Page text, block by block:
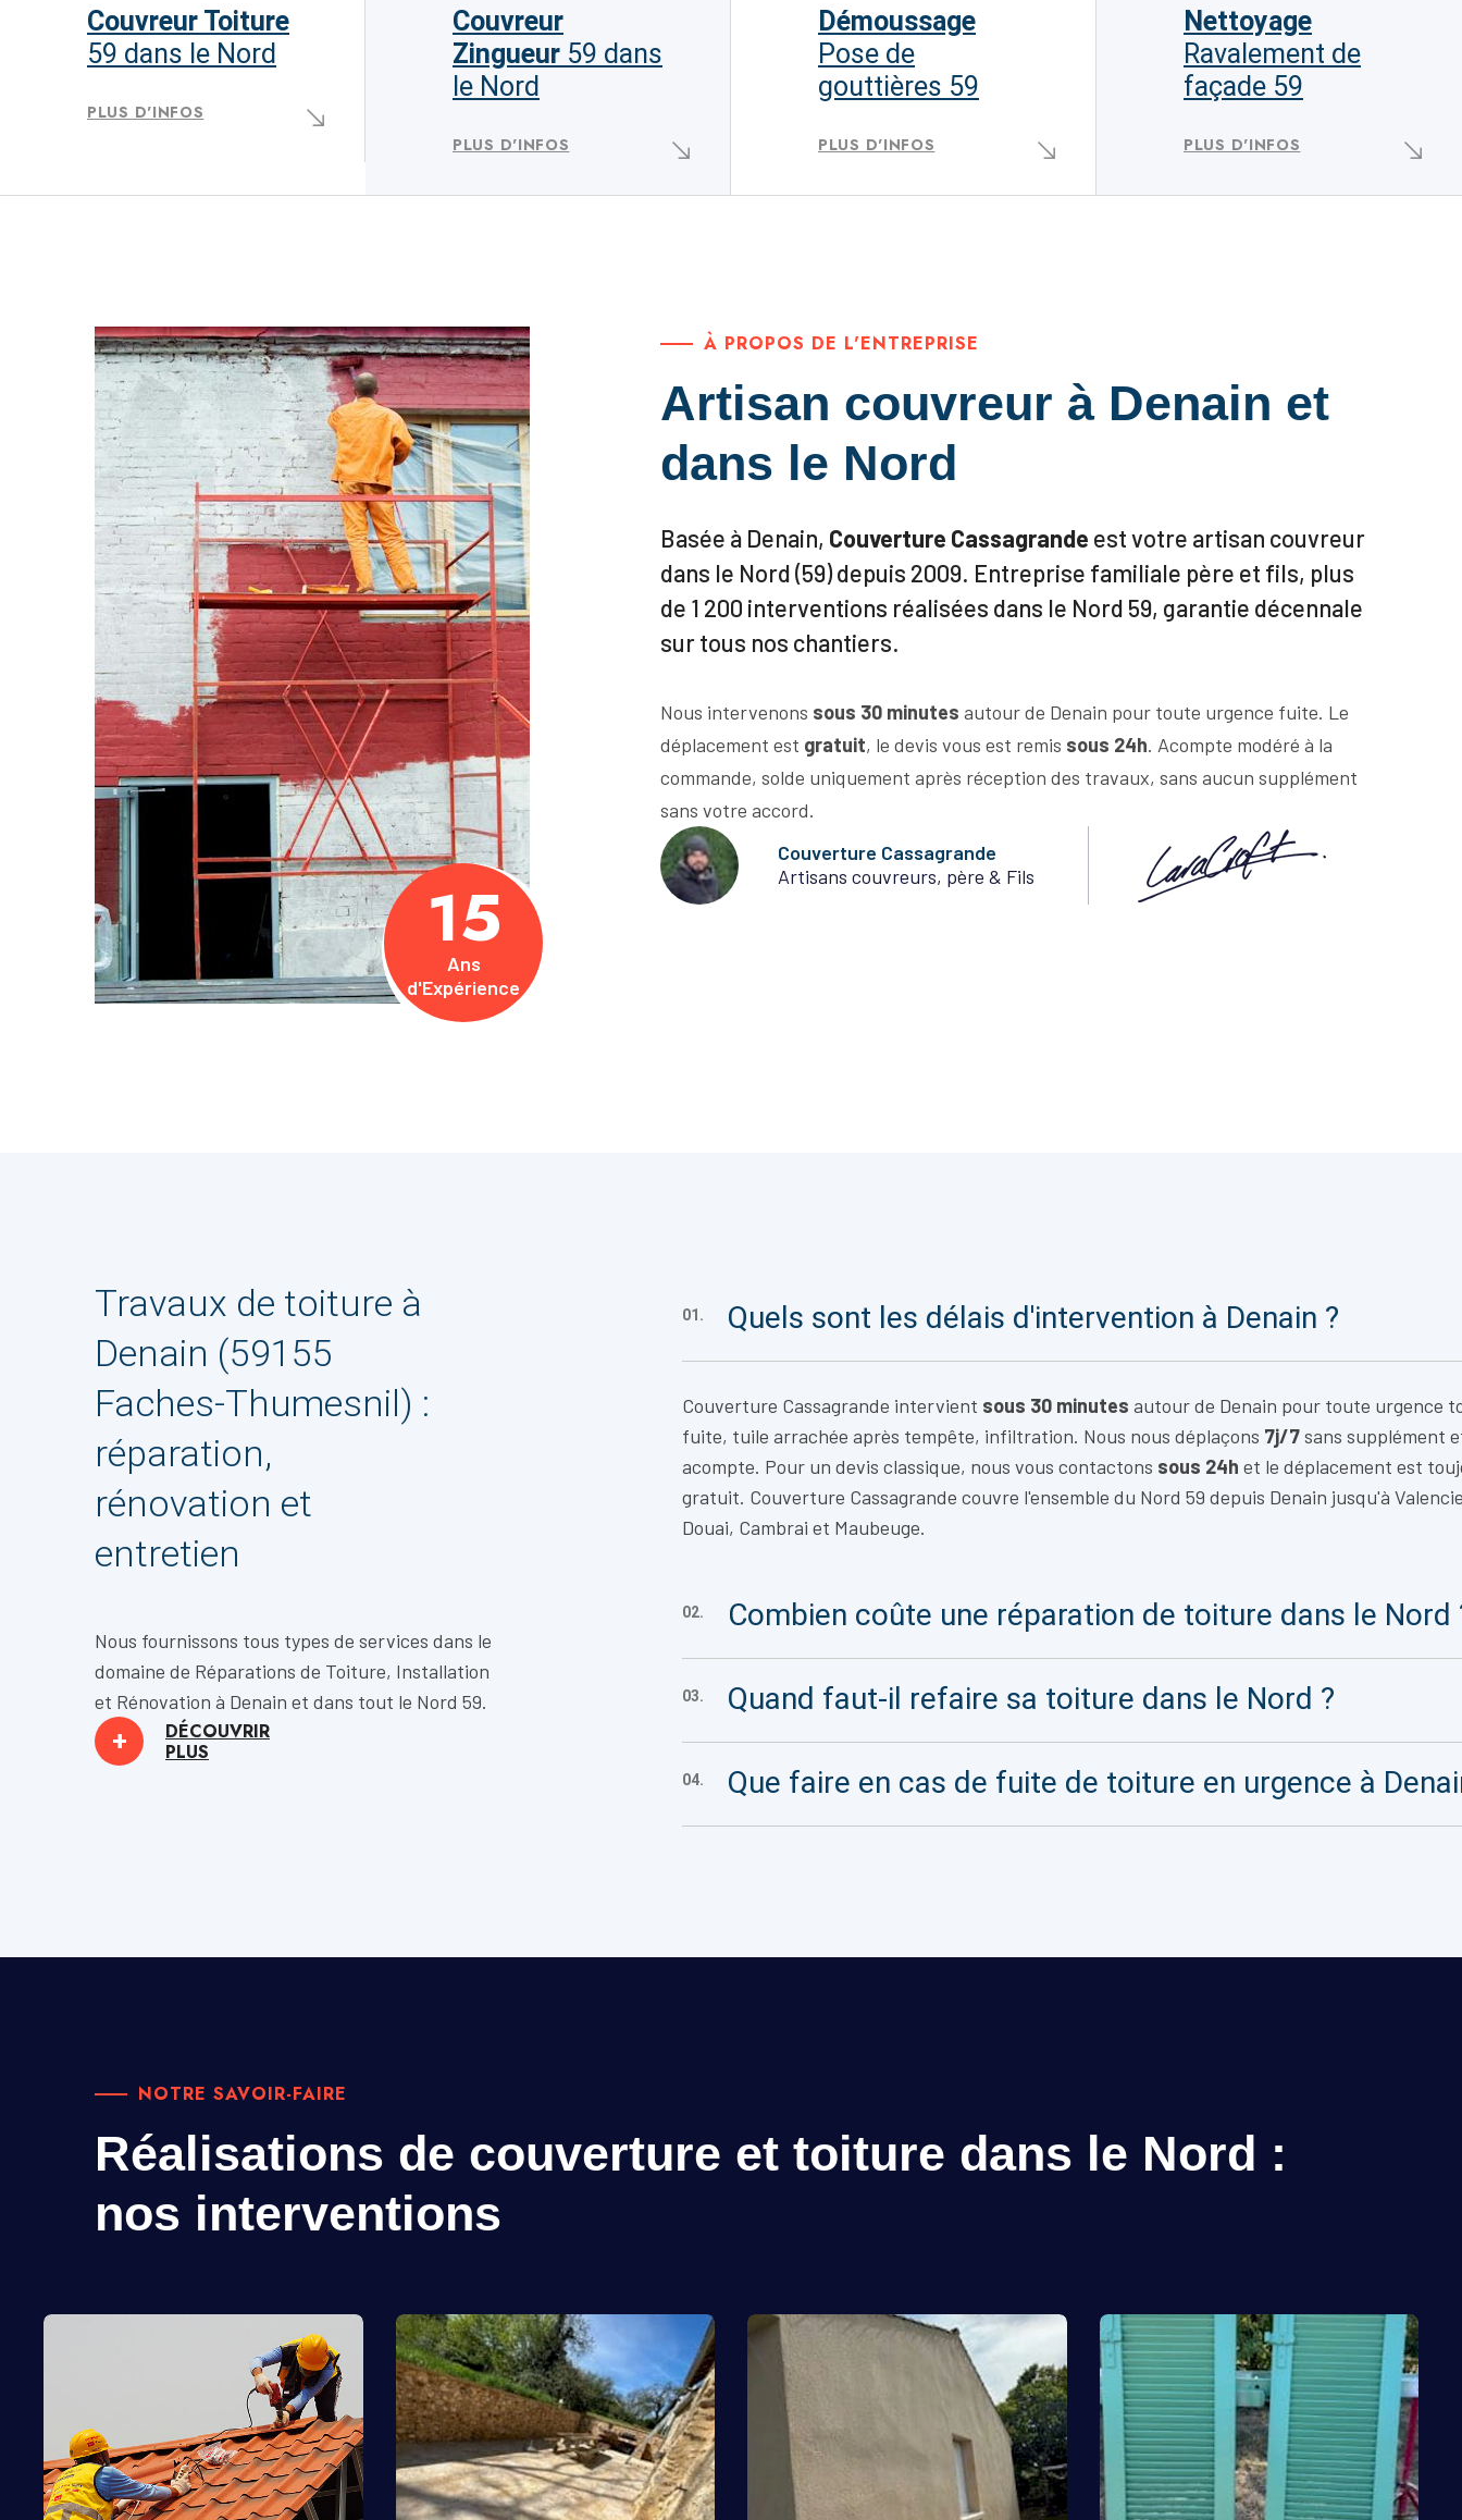
Couvreur Toiture
59 dans le Nord
PLUS D'INFOS
Couvreur
Zingueur 59 dans
le Nord
PLUS D'INFOS
Démoussage
Pose de
gouttières 59
PLUS D'INFOS
Nettoyage
Ravalement de
façade 59
PLUS D'INFOS
15
Ans
d'Expérience
À PROPOS DE L'ENTREPRISE
Artisan couvreur à Denain et
dans le Nord
Basée à Denain, Couverture Cassagrande est votre artisan couvreur
dans le Nord (59) depuis 2009. Entreprise familiale père et fils, plus
de 1 200 interventions réalisées dans le Nord 59, garantie décennale
sur tous nos chantiers.
Nous intervenons sous 30 minutes autour de Denain pour toute urgence fuite. Le
déplacement est gratuit, le devis vous est remis sous 24h. Acompte modéré à la
commande, solde uniquement après réception des travaux, sans aucun supplément
sans votre accord.
Couverture Cassagrande
Artisans couvreurs, père & Fils
Travaux de toiture à
Denain (59155
Faches-Thumesnil) :
réparation,
rénovation et
entretien
Nous fournissons tous types de services dans le
domaine de Réparations de Toiture, Installation
et Rénovation à Denain et dans tout le Nord 59.
+
DÉCOUVRIR
PLUS
01. Quels sont les délais d'intervention à Denain ?
Couverture Cassagrande intervient sous 30 minutes autour de Denain pour toute urgence
fuite, tuile arrachée après tempête, infiltration. Nous nous déplaçons 7j/7sans supplément
acompte. Pour un devis classique, nous vous contactons sous 24h et le déplacement est
gratuit. Couverture Cassagrande couvre l'ensemble du Nord 59 depuis Denain jusqu'à
Douai, Cambrai et Maubeuge.
02. Combien coûte une réparation de toiture dans le Nord
03. Quand faut-il refaire sa toiture dans le Nord ?
04. Que faire en cas de fuite de toiture en urgence à
NOTRE SAVOIR-FAIRE
Réalisations de couverture et toiture dans le Nord :
nos interventions